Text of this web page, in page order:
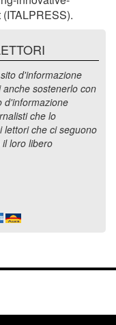
d'informazione
sostenerlo con
d'informazione
che lo
lettori che ci seguono
loro libero